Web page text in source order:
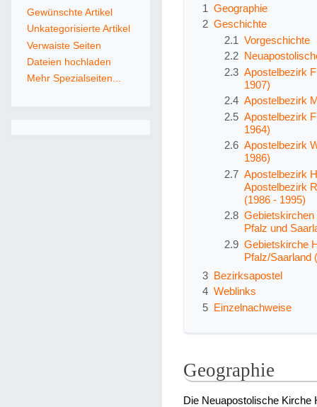
1
Geographie
2 Geschichte
2.1 Vorgeschichte
2.2
2.3 Apostelbezirk
1907)
2.4 Apostelbezirk
2.5 Apostelbezirk
1964)
2.6 Apostelbezirk
1986)
2.7 Apostelbezirk
Apostelbezirk
(1986 - 1995)
2.8
Pfalz und
2.9 Gebietskirche
Pfalz/Saarland
3 Bezirksapostel
4 Weblinks
5 Einzelnachweise
Geographie
Die Neuapostolische
Gewünschte Artikel
Unkategorisierte Artikel
Verwaiste Seiten
Dateien hochladen
Mehr Spezialseiten...